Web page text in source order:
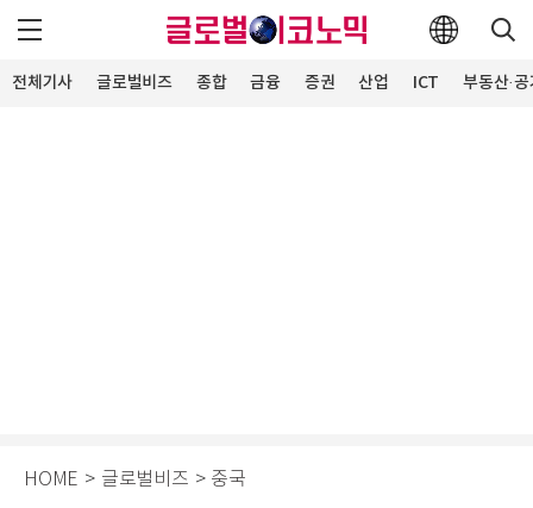
전체기사 글로벌비즈 종합 금융 증권 산업 ICT 부동산·
HOME > 글로벌비즈 > 중국